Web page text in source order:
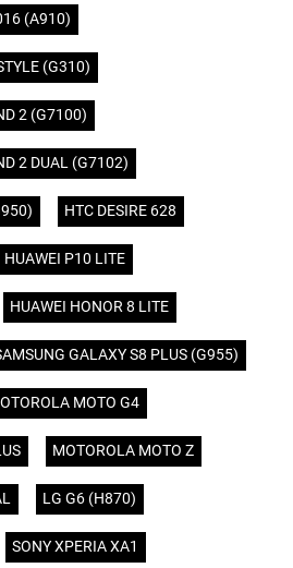
(A910)
(G310)
2 (G7100)
2 DUAL (G7102)
HTC DESIRE 628
HUAWEI P10 LITE
HUAWEI HONOR 8 LITE
GALAXY S8 PLUS (G955)
MOTO G4
MOTOROLA MOTO Z
LG G6 (H870)
SONY XPERIA XA1